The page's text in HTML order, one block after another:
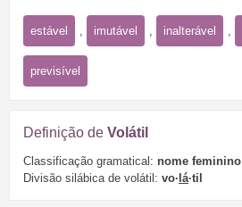
estável , imutável , inalterável ,
previsível
Definição de Volátil
Classificação gramatical: nome feminino
Divisão silábica de volátil: vo· lá·til